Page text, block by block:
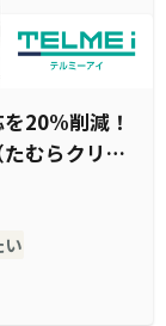
20%削減！
むらクリニ
い